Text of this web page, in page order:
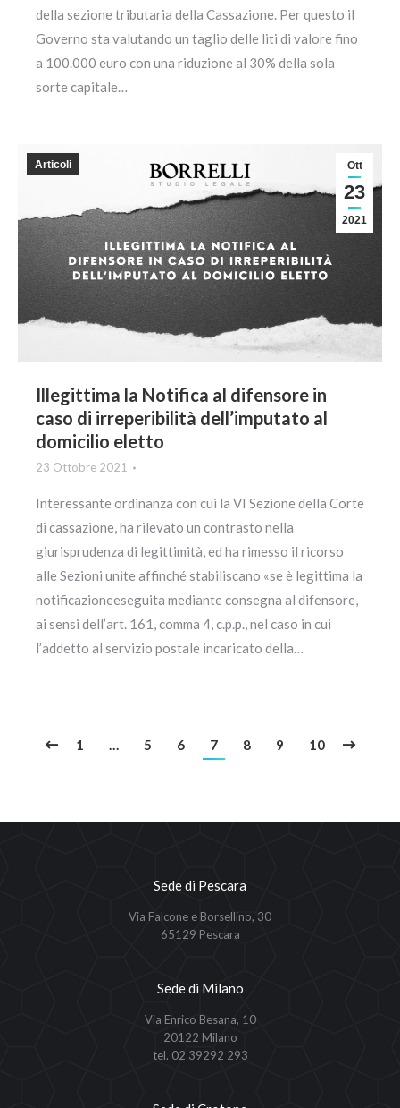
della sezione tributaria della Cassazione. Per questo il
Governo sta valutando un taglio delle liti di valore fino
a 100.000 euro con una riduzione al 30% della sola
sorte capitale…
Ott
23
2021
Articoli
Illegittima la Notifica al difensore in
caso di irreperibilità dell’imputato al
domicilio eletto
23 Ottobre 2021
Interessante ordinanza con cui la VI Sezione della Corte
di cassazione, ha rilevato un contrasto nella
giurisprudenza di legittimità, ed ha rimesso il ricorso
alle Sezioni unite affinché stabiliscano «se è legittima la
notificazioneeseguita mediante consegna al difensore,
ai sensi dell’art. 161, comma 4, c.p.p., nel caso in cui
l’addetto al servizio postale incaricato della…
1 … 5 6 7 8 9 10
Sede di Pescara
Via Falcone e Borsellino, 30
65129 Pescara
Sede di Milano
Via Enrico Besana, 10
20122 Milano
tel. 02 39292 293